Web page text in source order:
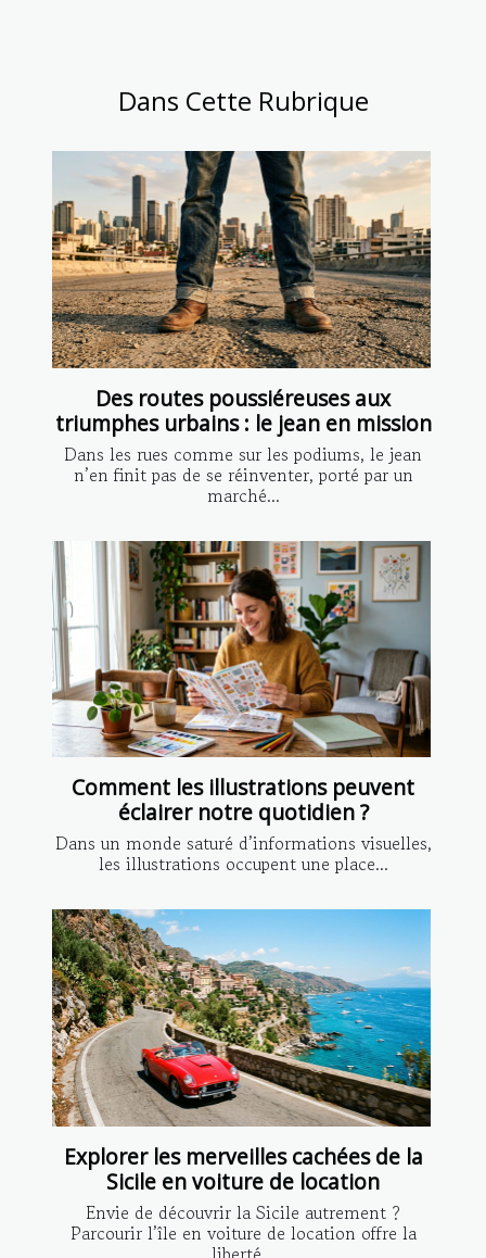
Dans Cette Rubrique
Des routes poussiéreuses aux
triumphes urbains : le jean en mission
Dans les rues comme sur les podiums, le jean
n’en finit pas de se réinventer, porté par un
marché...
Comment les illustrations peuvent
éclairer notre quotidien ?
Dans un monde saturé d’informations visuelles,
les illustrations occupent une place...
Explorer les merveilles cachées de la
Sicile en voiture de location
Envie de découvrir la Sicile autrement ?
Parcourir l’île en voiture de location offre la